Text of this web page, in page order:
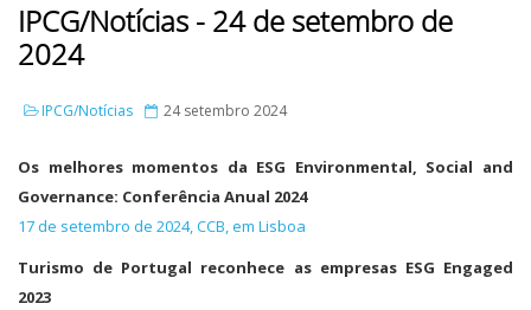
IPCG/Notícias - 24 de setembro de
2024
IPCG/Notícias 24 setembro 2024
Os melhores momentos da ESG Environmental, Social and
Governance: Conferência Anual 2024
17 de setembro de 2024, CCB, em Lisboa
Turismo de Portugal reconhece as empresas ESG Engaged
2023